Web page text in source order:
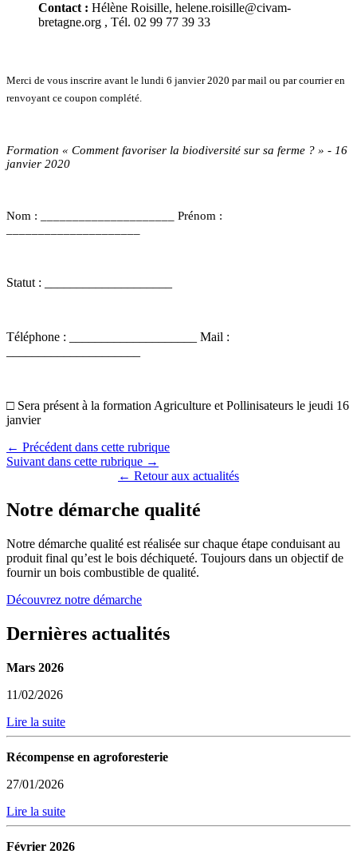
Contact : Hélène Roisille, helene.roisille@civam-
bretagne.org , Tél. 02 99 77 39 33
Merci de vous inscrire avant le lundi 6 janvier 2020 par mail ou par courrier en
renvoyant ce coupon complété.
Formation « Comment favoriser la biodiversité sur sa ferme ? » - 16
janvier 2020
Nom : _____________________ Prénom :
Statut : ____________________
Téléphone : ____________________ Mail :
□ Sera présent à la formation Agriculture et Pollinisateurs le jeudi 16
janvier
← Précédent dans cette rubrique
Suivant dans cette rubrique →
← Retour aux actualités
Notre démarche qualité
Notre démarche qualité est réalisée sur chaque étape conduisant au
produit final qu’est le bois déchiqueté. Toujours dans un objectif de
fournir un bois combustible de qualité.
Découvrez notre démarche
Dernières actualités
Mars 2026
11/02/2026
Lire la suite
Récompense en agroforesterie
27/01/2026
Lire la suite
Février 2026